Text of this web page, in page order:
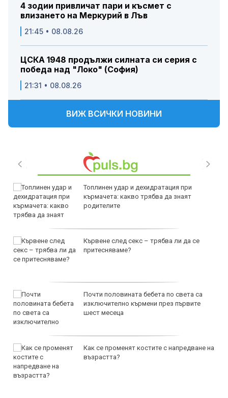
4 зодии привличат пари и късмет с
влизането на Меркурий в Лъв
21:45 • 08.08.26
ЦСКА 1948 продължи силната си серия с
победа над "Локо" (София)
21:31 • 08.08.26
ВИЖ ВСИЧКИ НОВИНИ
Топлинен удар и дехидратация при
кърмачета: какво трябва да знаят
родителите
Кървене след секс – трябва ли да се
притесняваме?
Почти половината бебета по света са
изключително кърмени през първите
шест месеца
Как се променят костите с напредване на
възрастта?